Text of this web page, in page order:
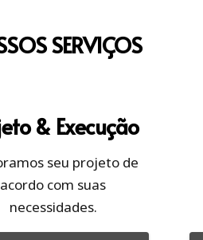
SERVIÇOS
& Execução
seu projeto de
acordo com suas
necessidades.